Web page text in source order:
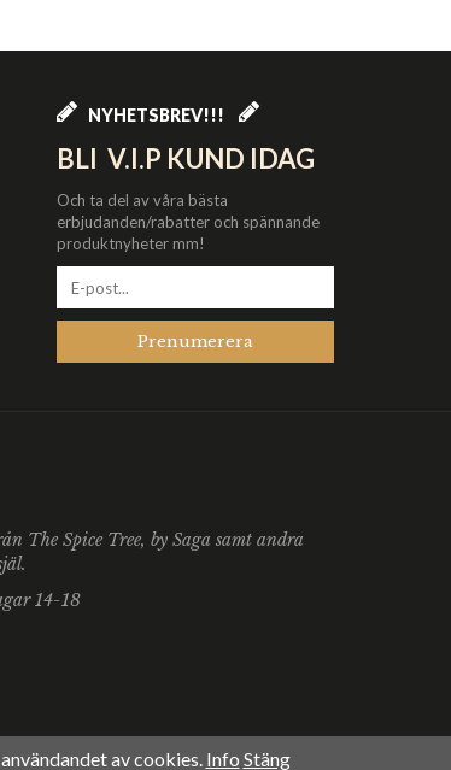
NYHETSBREV!!!
BLI V.I.P KUND IDAG
Och ta del av våra bästa
erbjudanden/rabatter och spännande
produktnyheter mm!
Prenumerera
The Spice Tree, by Saga samt andra
14-18
av cookies. Info Stäng